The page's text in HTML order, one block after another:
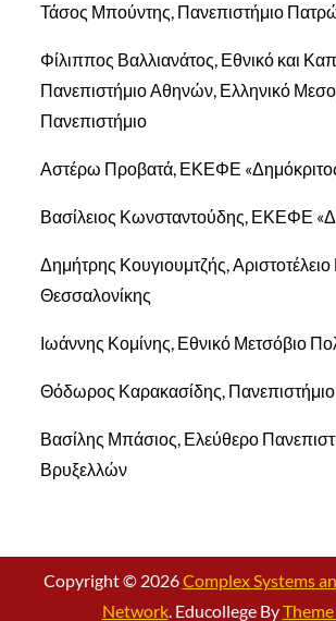
Τάσος Μπούντης, Πανεπιστήμιο
Φίλιππος Βαλλιανάτος, Εθνικό και
Πανεπιστήμιο Αθηνών, Ελληνικό
Πανεπιστήμιο
Αστέρω Προβατά, ΕΚΕΦΕ
Βασίλειος Κωνσταντούδης, ΕΚΕΦΕ
Δημήτρης Κουγιουμτζής,
Θεσσαλονίκης
Ιωάννης Κομίνης, Εθνικό Μετσόβιο
Θόδωρος Καρακασίδης,
Βασίλης Μπάσιος, Ελεύθερο
Βρυξελλών
Copyright © 2026Complex Systems
Network. Educollege By